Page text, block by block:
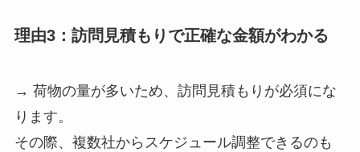
理由3：訪問見積もりで正確な金額がわかる
→ 荷物の量が多いため、訪問見積もりが必須にな
ります。
その際、複数社からスケジュール調整できるのも